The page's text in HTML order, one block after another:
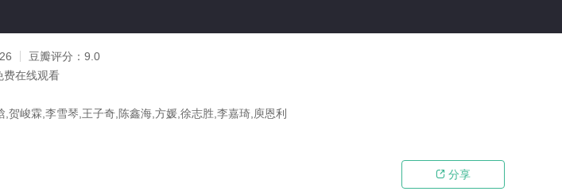
豆瓣评分： 9.0
费在线观看
贺峻霖,李雪琴,王子奇,陈鑫海,方媛,徐志胜,李嘉琦,庾恩利
 分享